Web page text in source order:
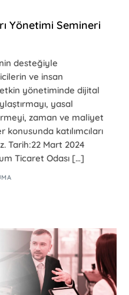
Yönetimi Semineri
desteğiyle
ve insan
etkin yönetiminde dijital
yasal
zaman ve maliyet
katılımcıları
Tarih:22 Mart 2024
Ticaret Odası […]